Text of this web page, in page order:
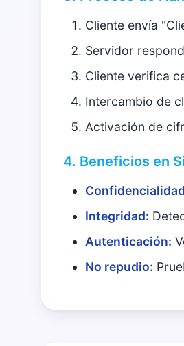
Cliente envía
Servidor
Cliente verifica
Intercambio de
Activación de
4. Beneficios en
Integridad:
Autenticación:
No repudio: